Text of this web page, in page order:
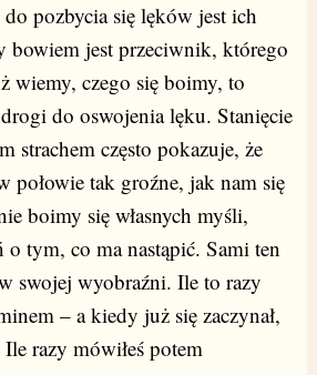
pozbycia się lęków jest ich
bowiem jest przeciwnik, którego
wiemy, czego się boimy, to
do oswojenia lęku. Stanięcie
strachem często pokazuje, że
połowie tak groźne, jak nam się
boimy się własnych myśli,
o tym, co ma nastąpić. Sami ten
swojej wyobraźni. Ile to razy
– a kiedy już się zaczynał,
razy mówiłeś potem